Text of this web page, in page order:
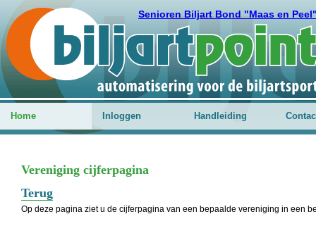
Senioren Biljart Bond "Maas en
Home Inloggen Handleiding
Vereniging cijferpagina
Terug
Op deze pagina ziet u de cijferpagina van een bepaalde vereniging in een